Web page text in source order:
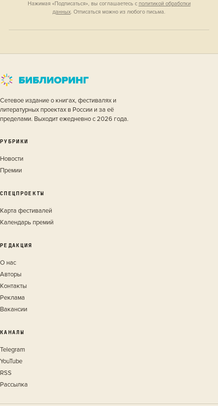
Нажимая «Подписаться», вы соглашаетесь с политикой обработки
данных. Отписаться можно из любого письма.
Сетевое издание о книгах, фестивалях и
литературных проектах в России и за её
пределами. Выходит ежедневно с 2026 года.
РУБРИКИ
Новости
Премии
СПЕЦПРОЕКТЫ
Карта фестивалей
Календарь премий
РЕДАКЦИЯ
О нас
Авторы
Контакты
Реклама
Вакансии
КАНАЛЫ
Telegram
YouTube
RSS
Рассылка